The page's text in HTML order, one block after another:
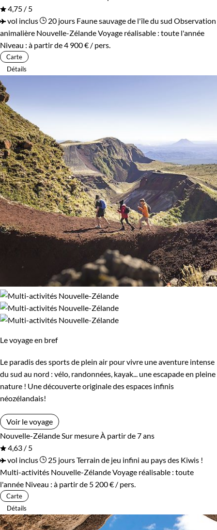
4,75 / 5
vol inclus
20 jours Faune sauvage de l'île du sud Observation
animalière Nouvelle-ZélandeVoyage réalisable : toute l'année
Niveau : à partir de4 900 € / pers.
Carte
Détails
Le voyage en bref
Le paradis des sports de plein air pour vivre une aventure intense
du sud au nord : vélo, randonnées, kayak... une escapade en pleine
nature ! Une découverte originale des espaces infinis
néozélandais!
Voir le voyage
Nouvelle-Zélande Sur mesure À partir de 7 ans
4,63 / 5
vol inclus
25 joursTerrain de jeu infini au pays des Kiwis !
Multi-activités Nouvelle-ZélandeVoyage réalisable : toute
l'année Niveau : à partir de 5 200 € / pers.
Carte
Détails